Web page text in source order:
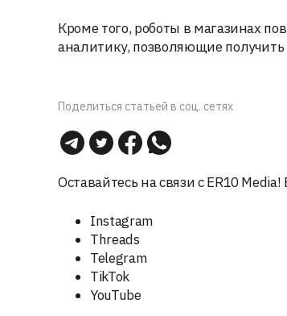
Кроме того, роботы в магазинах
аналитику, позволяющие получить
Поделиться статьей в соц. сетях
Оставайтесь на связи с ER10
Instagram
Threads
Telegram
TikTok
YouTube